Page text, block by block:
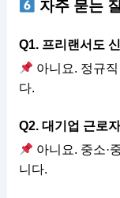
자주 묻는
Q1. 프리랜서도
아니요. 정규
다.
Q2. 대기업 근로
아니요. 중소·
니다.